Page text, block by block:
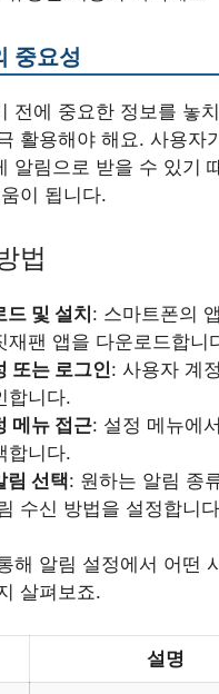
중요성
전에 중요한 정보를 놓
활용해야 해요. 사용자
알림으로 받을 수 있기
이 됩니다.
법
드 및 설치: 스마트폰의
재팬 앱을 다운로드합니
또는 로그인: 사용자 계
합니다.
메뉴 접근: 설정 메뉴에
합니다.
림 선택: 원하는 알림 종
수신 방법을 설정합니
해 알림 설정에서 어떤
살펴보죠.
설명